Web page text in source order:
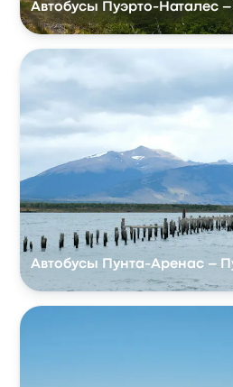
Автобусы Пуэрто-Наталес
Автобусы Пунта-Аренас –